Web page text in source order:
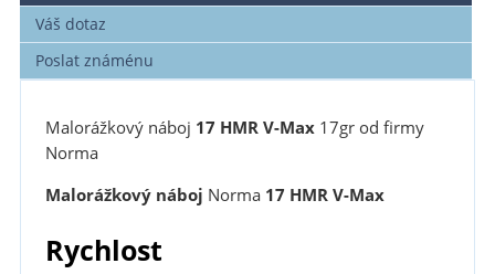
Váš dotaz
Poslat známénu
Malorážkový náboj 17 HMR V-Max17gr od firmy
Norma
Malorážkový náboj Norma 17 HMR V-Max
Rychlost